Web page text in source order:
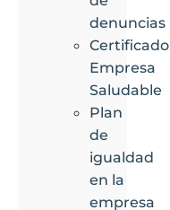
denuncias
Certificado
Empresa
Saludable
Plan
de
igualdad
en la
empresa